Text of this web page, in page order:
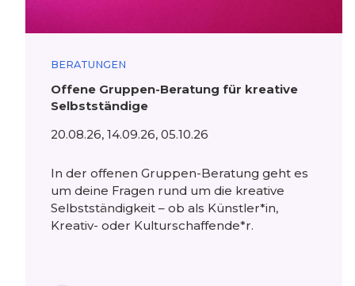
BERATUNGEN
Offene Gruppen-Beratung für kreative
Selbstständige
20.08.26, 14.09.26, 05.10.26
In der offenen Gruppen-Beratung geht es
um deine Fragen rund um die kreative
Selbstständigkeit – ob als Künstler*in,
Kreativ- oder Kulturschaffende*r.